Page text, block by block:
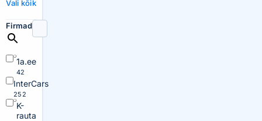
Vali kõik
Firmad
1a.ee
42
InterCars
252
K-
rauta